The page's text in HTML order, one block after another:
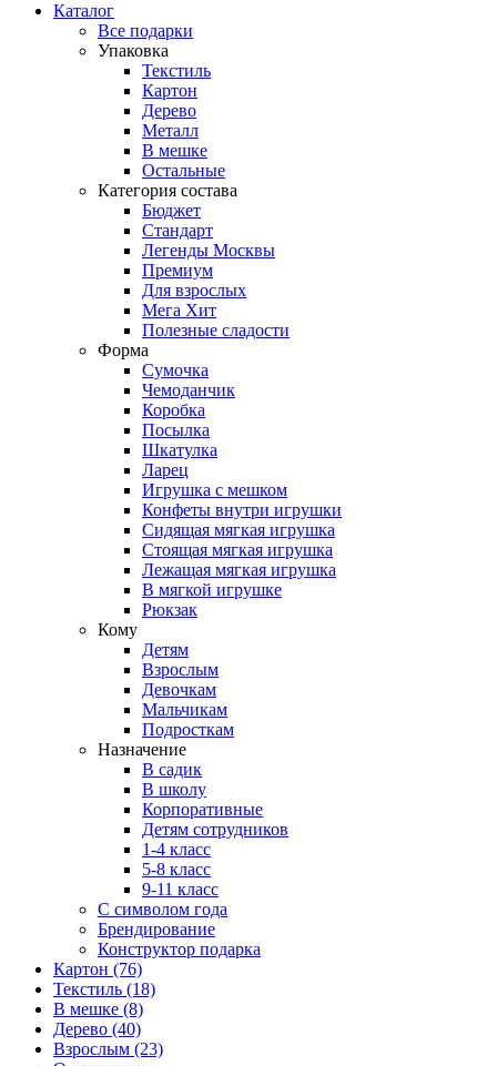
Каталог
Все подарки
Упаковка
Текстиль
Картон
Дерево
Металл
В мешке
Остальные
Категория состава
Бюджет
Стандарт
Легенды Москвы
Премиум
Для взрослых
Мега Хит
Полезные сладости
Форма
Сумочка
Чемоданчик
Коробка
Посылка
Шкатулка
Ларец
Игрушка с мешком
Конфеты внутри игрушки
Сидящая мягкая игрушка
Стоящая мягкая игрушка
Лежащая мягкая игрушка
В мягкой игрушке
Рюкзак
Кому
Детям
Взрослым
Девочкам
Мальчикам
Подросткам
Назначение
В садик
В школу
Корпоративные
Детям сотрудников
1-4 класс
5-8 класс
9-11 класс
С символом года
Брендирование
Конструктор подарка
Картон (76)
Текстиль (18)
В мешке (8)
Дерево (40)
Взрослым (23)